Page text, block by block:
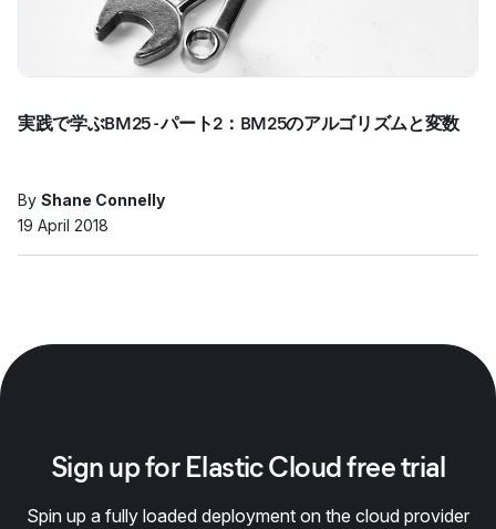
実践で学ぶBM25 - パート2：BM25のアルゴリズムと変数
By Shane Connelly
19 April 2018
Sign up for Elastic Cloud free trial
Spin up a fully loaded deployment on the cloud provider